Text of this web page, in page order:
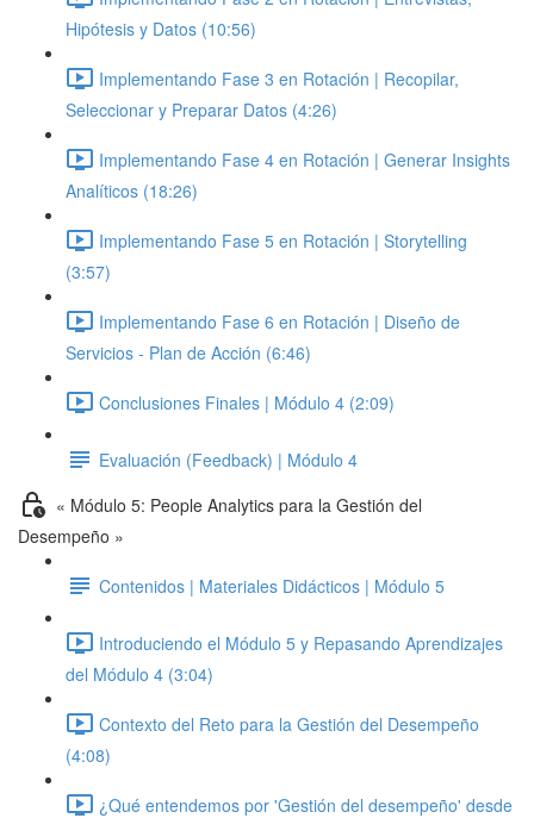
Hipótesis y Datos (10:56)
Implementando Fase 3 en Rotación | Recopilar,
Seleccionar y Preparar Datos (4:26)
Implementando Fase 4 en Rotación | Generar Insights
Analíticos (18:26)
Implementando Fase 5 en Rotación | Storytelling
(3:57)
Implementando Fase 6 en Rotación | Diseño de
Servicios - Plan de Acción (6:46)
Conclusiones Finales | Módulo 4 (2:09)
Evaluación (Feedback) | Módulo 4
« Módulo 5: People Analytics para la Gestión del
Desempeño »
Contenidos | Materiales Didácticos | Módulo 5
Introduciendo el Módulo 5 y Repasando Aprendizajes
del Módulo 4 (3:04)
Contexto del Reto para la Gestión del Desempeño
(4:08)
¿Qué entendemos por 'Gestión del desempeño' desde